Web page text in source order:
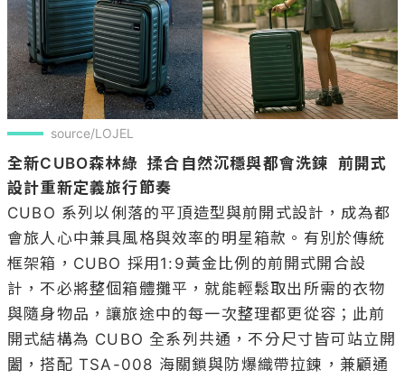
source/LOJEL
全新CUBO森林綠  揉合自然沉穩與都會洗鍊  前開式
設計重新定義旅行節奏
CUBO 系列以俐落的平頂造型與前開式設計，成為都
會旅人心中兼具風格與效率的明星箱款。有別於傳統
框架箱，CUBO 採用1:9黃金比例的前開式開合設
計，不必將整個箱體攤平，就能輕鬆取出所需的衣物
與隨身物品，讓旅途中的每一次整理都更從容；此前
開式結構為 CUBO 全系列共通，不分尺寸皆可站立開
闔，搭配 TSA-008 海關鎖與防爆織帶拉鍊，兼顧通